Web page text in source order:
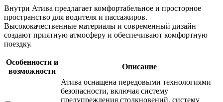
Внутри Атива предлагает комфортабельное и просторное
пространство для водителя и пассажиров.
Высококачественные материалы и современный дизайн
создают приятную атмосферу и обеспечивают комфортную
поездку.
Особенности и
возможности
Описание
Атива оснащена передовыми технологиями
безопасности, включая систему
предупреждения столкновений, систему